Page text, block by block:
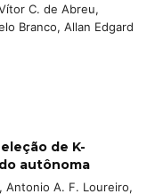
C. de Abreu,
Branco, Allan Edgard
de K-
autônoma
Antonio A. F. Loureiro,